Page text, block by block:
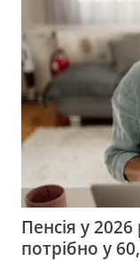
Пенсія у 2026
потрібно у